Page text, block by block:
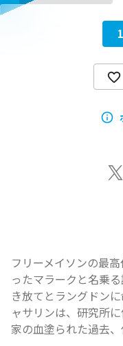
フリーメイソンの最
ったマラークと名乗
き放てとラングドン
ャサリンは、研究所
家の血塗られた過去